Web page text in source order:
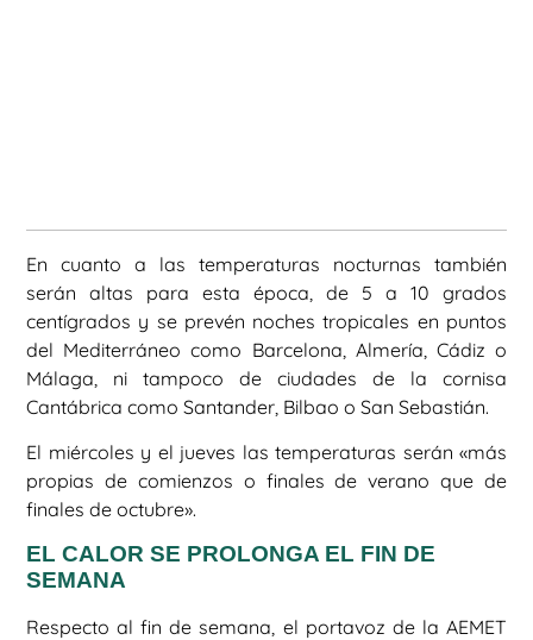
En cuanto a las temperaturas nocturnas también
serán altas para esta época, de 5 a 10 grados
centígrados y se prevén noches tropicales en puntos
del Mediterráneo como Barcelona, Almería, Cádiz o
Málaga, ni tampoco de ciudades de la cornisa
Cantábrica como Santander, Bilbao o San Sebastián.
El miércoles y el jueves las temperaturas serán «más
propias de comienzos o finales de verano que de
finales de octubre».
EL CALOR SE PROLONGA EL FIN DE
SEMANA
Respecto al fin de semana, el portavoz de la AEMET